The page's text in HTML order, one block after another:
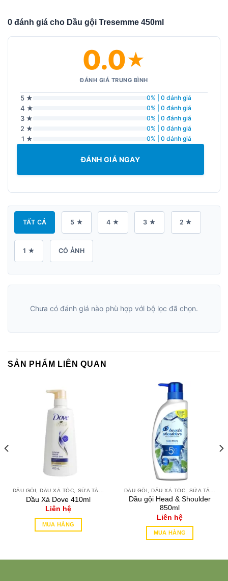
0 đánh giá cho Dầu gội Tresemme 450ml
0.0★
ĐÁNH GIÁ TRUNG BÌNH
5 ★ 0% | 0 đánh giá
4 ★ 0% | 0 đánh giá
3 ★ 0% | 0 đánh giá
2 ★ 0% | 0 đánh giá
1 ★ 0% | 0 đánh giá
ĐÁNH GIÁ NGAY
TẤT CẢ 5 ★ 4 ★ 3 ★ 2 ★
1 ★ CÓ ẢNH
Chưa có đánh giá nào phù hợp với bộ lọc đã chọn.
SẢN PHẨM LIÊN QUAN
Dầu Xả Dove 410ml
Liên hệ
MUA HÀNG
has
Dầu gội Head & Shoulder
850ml
Liên hệ
MUA HÀNG